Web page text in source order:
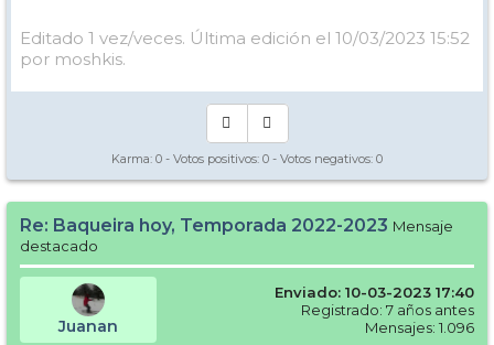
Editado 1 vez/veces. Última edición el 10/03/2023 15:52
por moshkis.
Karma: 0 - Votos positivos: 0 - Votos negativos: 0
Re: Baqueira hoy, Temporada 2022-2023 Mensaje
destacado
Juanan
Enviado: 10-03-2023 17:40
Registrado: 7 años antes
Mensajes: 1.096